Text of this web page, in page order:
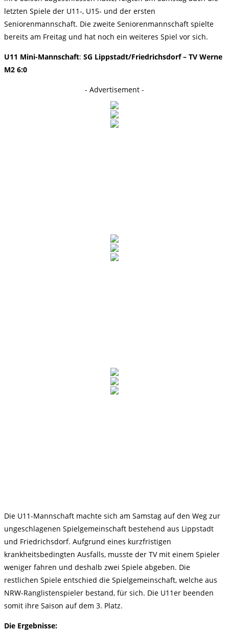
letzten Spiele der U11-, U15- und der ersten
Seniorenmannschaft. Die zweite Seniorenmannschaft spielte
bereits am Freitag und hat noch ein weiteres Spiel vor sich.
U11 Mini-Mannschaft: SG Lippstadt/Friedrichsdorf – TV Werne
M2 6:0
- Advertisement -
Die U11-Mannschaft machte sich am Samstag auf den Weg zur
ungeschlagenen Spielgemeinschaft bestehend aus Lippstadt
und Friedrichsdorf. Aufgrund eines kurzfristigen
krankheitsbedingten Ausfalls, musste der TV mit einem Spieler
weniger fahren und deshalb zwei Spiele abgeben. Die
restlichen Spiele entschied die Spielgemeinschaft, welche aus
NRW-Ranglistenspieler bestand, für sich. Die U11er beenden
somit ihre Saison auf dem 3. Platz.
Die Ergebnisse: